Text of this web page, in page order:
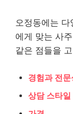
오정동에는 다
에게 맞는 사
같은 점들을
경험과 전문
상담 스타일